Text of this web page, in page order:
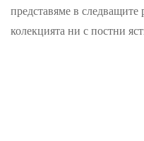
представяме в следващите
колекцията ни с постни